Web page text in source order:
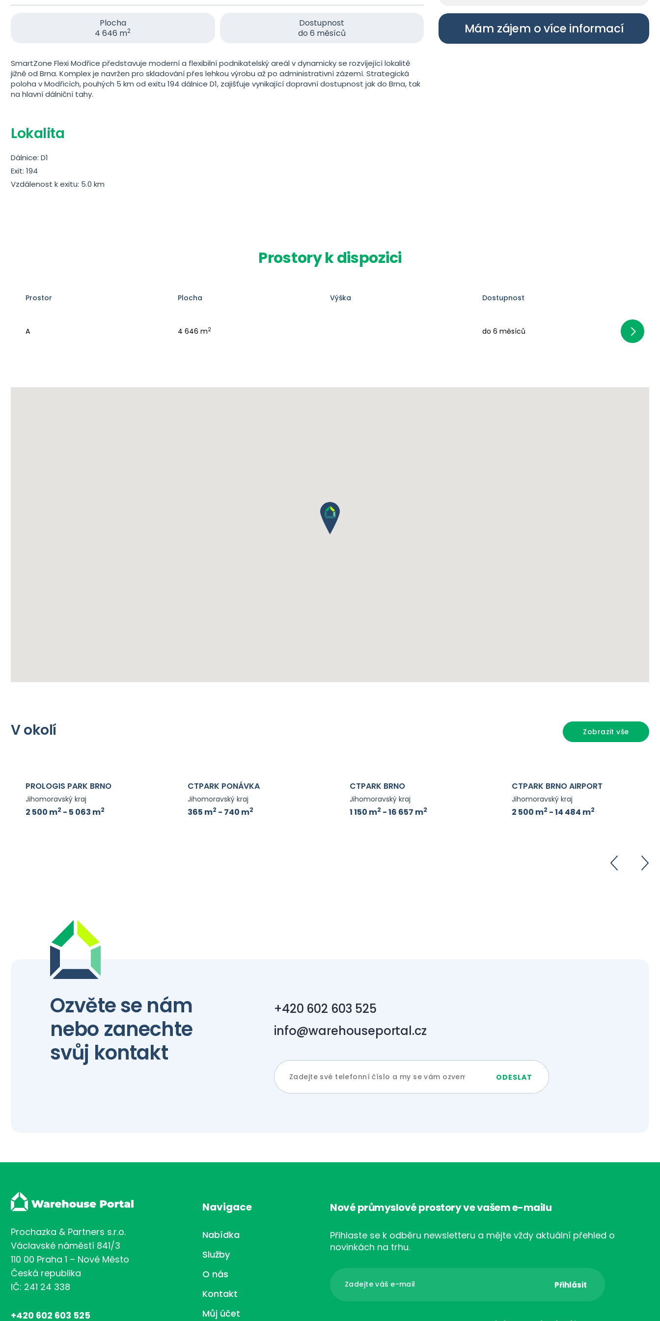
Plocha
4 646 m2
Dostupnost
do 6 měsíců
SmartZone Flexi Modřice představuje moderní a flexibilní podnikatelský areál v dynamicky se rozvíjející lokalitě
jižně od Brna. Komplex je navržen pro skladování přes lehkou výrobu až po administrativní zázemí. Strategická
poloha v Modřicích, pouhých 5 km od exitu 194 dálnice D1, zajišťuje vynikající dopravní dostupnost jak do Brna, tak
na hlavní dálniční tahy.
Lokalita
Dálnice: D1
Exit: 194
Vzdálenost k exitu: 5.0 km
Mám zájem o více informací
Prostory k dispozici
Prostor Plocha Výška Dostupnost
A 4 646 m2 do 6 měsíců
V okolí Zobrazit vše
PROLOGIS PARK BRNO
Jihomoravský kraj
2 500 m2 - 5 063 m2
CTPARK PONÁVKA
Jihomoravský kraj
365 m2 - 740 m2
CTPARK BRNO
Jihomoravský kraj
1 150 m2 - 16 657 m2
CTPARK BRNO AIRPORT
Jihomoravský kraj
2 500 m2 - 14 484 m2
Ozvěte se nám
nebo zanechte
svůj kontakt
+420 602 603 525
info@warehouseportal.cz
Prochazka & Partners s.r.o.
Václavské náměstí 841/3
110 00 Praha 1 – Nové Město
Česká republika
IČ: 241 24 338
+420 602 603 525
Navigace
Nabídka
Služby
O nás
Kontakt
Můj účet
Nové průmyslové prostory ve vašem e-mailu
Přihlaste se k odběru newsletteru a mějte vždy aktuální přehled o
novinkách na trhu.